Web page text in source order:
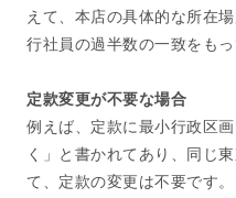
えて、本店の具体的な所在
行社員の過半数の一致をもっ
定款変更が不要な場合
例えば、定款に最小行政区
く」と書かれてあり、同じ
て、定款の変更は不要です